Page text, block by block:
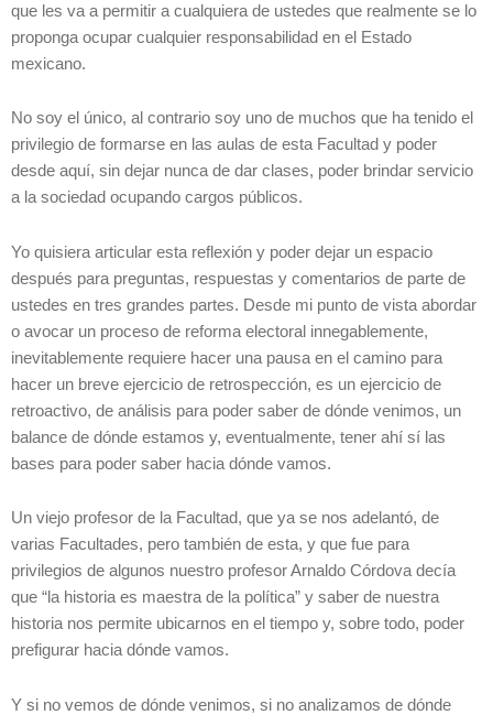
que les va a permitir a cualquiera de ustedes que realmente se lo
proponga ocupar cualquier responsabilidad en el Estado
mexicano.
No soy el único, al contrario soy uno de muchos que ha tenido el
privilegio de formarse en las aulas de esta Facultad y poder
desde aquí, sin dejar nunca de dar clases, poder brindar servicio
a la sociedad ocupando cargos públicos.
Yo quisiera articular esta reflexión y poder dejar un espacio
después para preguntas, respuestas y comentarios de parte de
ustedes en tres grandes partes. Desde mi punto de vista abordar
o avocar un proceso de reforma electoral innegablemente,
inevitablemente requiere hacer una pausa en el camino para
hacer un breve ejercicio de retrospección, es un ejercicio de
retroactivo, de análisis para poder saber de dónde venimos, un
balance de dónde estamos y, eventualmente, tener ahí sí las
bases para poder saber hacia dónde vamos.
Un viejo profesor de la Facultad, que ya se nos adelantó, de
varias Facultades, pero también de esta, y que fue para
privilegios de algunos nuestro profesor Arnaldo Córdova decía
que “la historia es maestra de la política” y saber de nuestra
historia nos permite ubicarnos en el tiempo y, sobre todo, poder
prefigurar hacia dónde vamos.
Y si no vemos de dónde venimos, si no analizamos de dónde